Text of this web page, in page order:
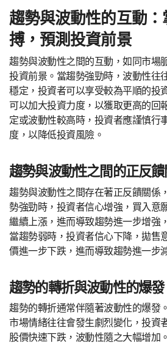
趨勢與波動性的互動
搏，預測投資前景
趨勢與波動性之間的互動，如同市場
投資前景。當趨勢強勁時，波動性往
穩定，投資者可以享受較為平順的投
可以加大投資力度，以獲取更高的回
定或波動性較高時，投資者應謹慎行
度，以降低投資風險。
趨勢與波動性之間的正反
趨勢與波動性之間存在著正反饋關係
勢強勁時，投資者信心增強，買入意
繼續上漲，進而導致趨勢進一步增強
當趨勢弱時，投資者信心下降，拋售
價進一步下跌，進而導致趨勢進一步
趨勢的轉折與波動性的爆發
趨勢的轉折通常伴隨著波動性的爆發
市場情緒往往會發生劇烈變化，投資
股價快速下跌，波動性隨之大幅增加